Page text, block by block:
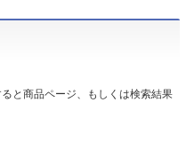
と商品ページ、もしくは検索結果